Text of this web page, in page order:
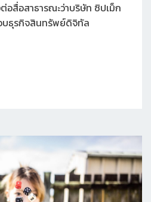
อสื่อสาธารณะว่าบริษัท ซิปเม็ก
บธุรกิจสินทรัพย์ดิจิทัล